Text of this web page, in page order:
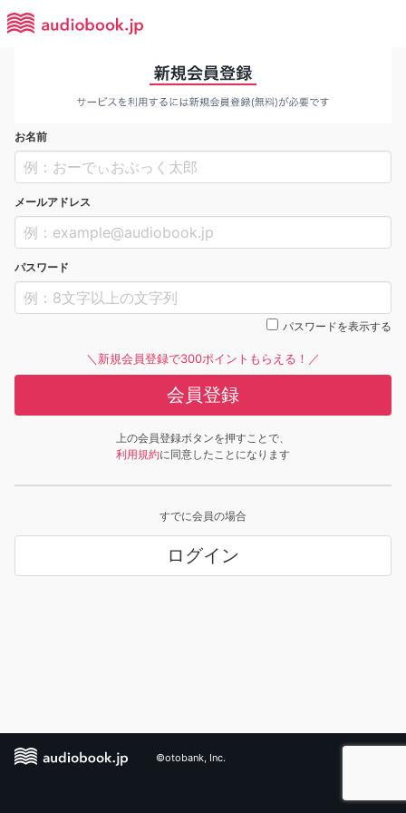
お名前
メールアドレス
パスワード
パスワードを表示する
＼新規会員登録で300ポイントもらえる！／
会員登録
上の会員登録ボタンを押すことで、
利用規約に同意したことになります
すでに会員の場合
ログイン
©otobank, Inc.